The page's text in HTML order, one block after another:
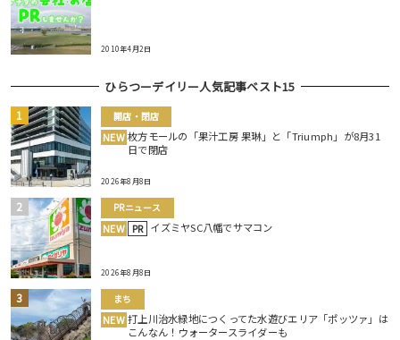
2010年4月2日
ひらつーデイリー人気記事ベスト15
開店・閉店
NEW 枚方モールの「果汁工房 果琳」と「Triumph」が8月31
日で閉店
2026年8月8日
PRニュース
NEW PR イズミヤSC八幡でサマコン
2026年8月8日
まち
NEW 打上川治水緑地につくってた水遊びエリア「ポッツァ」は
こんなん！ウォータースライダーも